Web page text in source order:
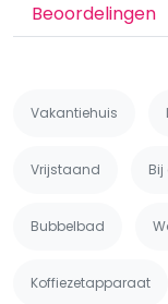
Beoordelingen
Vakantiehuis
Vrijstaand
Bubbelbad
Koffiezetapparaat